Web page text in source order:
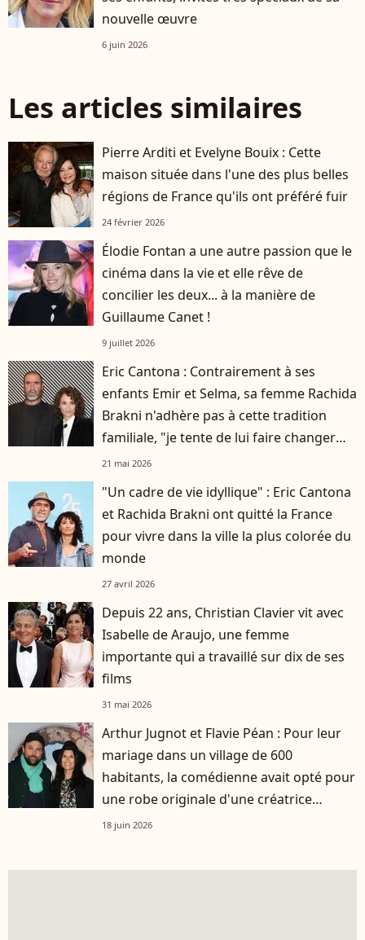
nouvelle œuvre
6 juin 2026
Les articles similaires
Pierre Arditi et Evelyne Bouix : Cette
maison située dans l'une des plus belles
régions de France qu'ils ont préféré fuir
24 février 2026
Élodie Fontan a une autre passion que le
cinéma dans la vie et elle rêve de
concilier les deux... à la manière de
Guillaume Canet !
9 juillet 2026
Eric Cantona : Contrairement à ses
enfants Emir et Selma, sa femme Rachida
Brakni n'adhère pas à cette tradition
familiale, "je tente de lui faire changer
d'avis"
21 mai 2026
"Un cadre de vie idyllique" : Eric Cantona
et Rachida Brakni ont quitté la France
pour vivre dans la ville la plus colorée du
monde
27 avril 2026
Depuis 22 ans, Christian Clavier vit avec
Isabelle de Araujo, une femme
importante qui a travaillé sur dix de ses
films
31 mai 2026
Arthur Jugnot et Flavie Péan : Pour leur
mariage dans un village de 600
habitants, la comédienne avait opté pour
une robe originale d'une créatrice
française
18 juin 2026